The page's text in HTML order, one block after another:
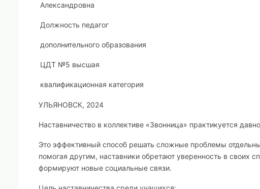
Александровна
Должность педагог
дополнительного образования
ЦДТ №5 высшая
квалификационная категория
УЛЬЯНОВСК, 2024
Наставничество в коллективе «Звонница» практикуется
Это эффективный способ решать сложные проблемы
помогая другим, наставники обретают уверенность в своих
формируют новые социальные связи.